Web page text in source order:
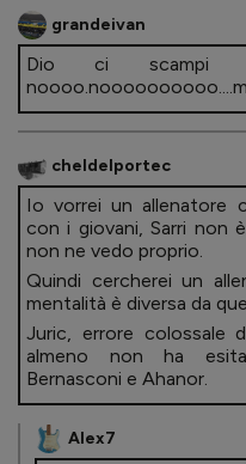
grandeivan
Dio ci scampi
noooo.noooooooooo....m
cheldelportec
Io vorrei un allenatore
con i giovani, Sarri non
non ne vedo proprio.
Quindi cercherei un
mentalità è diversa da
Juric, errore colossale
almeno non ha
Bernasconi e Ahanor.
Alex7